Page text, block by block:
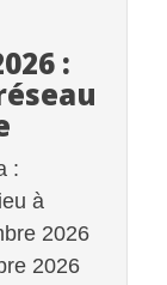
:
:
à
2026
2026